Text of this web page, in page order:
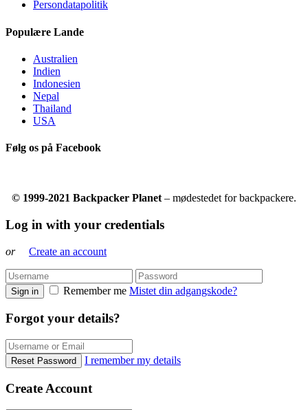
Persondatapolitik
Populære Lande
Australien
Indien
Indonesien
Nepal
Thailand
USA
Følg os på Facebook
© 1999-2021 Backpacker Planet – mødestedet for backpackere.
Log in with your credentials
or Create an account
Sign in Remember me Mistet din adgangskode?
Forgot your details?
Reset Password I remember my details
Create Account